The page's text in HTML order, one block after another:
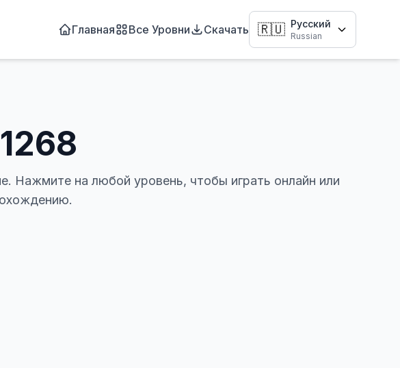
Главная Все Уровни Скачать 🇷🇺 Русский
Russian
Нажмите на любой уровень, чтобы играть онлайн или